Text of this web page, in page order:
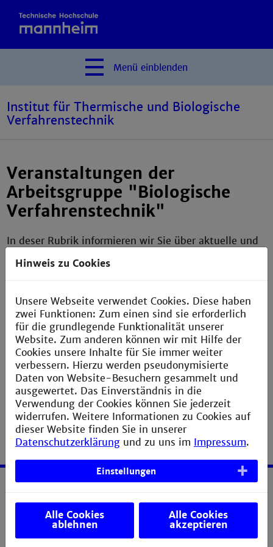
Menü einblenden
Institut für Thermische und Biologische
Verfahrenstechnik
Veranstaltungen der
Arbeitsgruppe "Biologische
Verfahrenstechnik"
In deser Rubrik informieren wir Sie über aktuelle und
"Biologische Verfahrenstechnik"
Impressum
Hinweis zu Cookies
Unsere Webseite verwendet Cookies. Diese haben
zwei Funktionen: Zum einen sind sie erforderlich
für die grundlegende Funktionalität unserer
Website. Zum anderen können wir mit Hilfe der
Cookies unsere Inhalte für Sie immer weiter
verbessern. Hierzu werden pseudonymisierte
Daten von Website-Besuchern gesammelt und
ausgewertet. Das Einverständnis in die
Verwendung der Cookies können Sie jederzeit
widerrufen. Weitere Informationen zu Cookies auf
dieser Website finden Sie in unserer
Datenschutzerklärung und zu uns im Impressum.
Einstellungen
Alle Cookies
ablehnen
Alle Cookies
akzeptieren